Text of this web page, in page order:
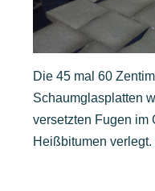
Die 45 mal 60
Schaumglasplatten
versetzten Fugen im
Heißbitumen